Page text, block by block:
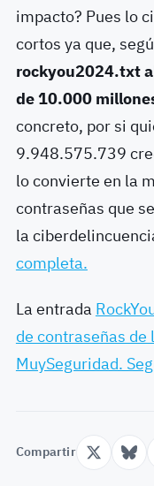
impacto? Pues lo
cortos ya que,
rockyou2024.txt
de 10.000
concreto, por si
9.948.575.739
lo convierte en la
contraseñas que
la
completa.
La entrada
de contraseñas de
MuySeguridad.
Compartir